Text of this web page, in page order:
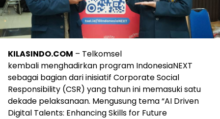
KILASINDO.COM – Telkomsel
kembali menghadirkan program IndonesiaNEXT
sebagai bagian dari inisiatif Corporate Social
Responsibility (CSR) yang tahun ini memasuki satu
dekade pelaksanaan. Mengusung tema “AI Driven
Digital Talents: Enhancing Skills for Future